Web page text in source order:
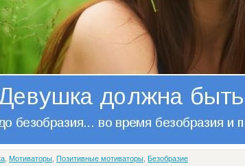
Мотиваторы Позитивные мотиваторы Безобразие